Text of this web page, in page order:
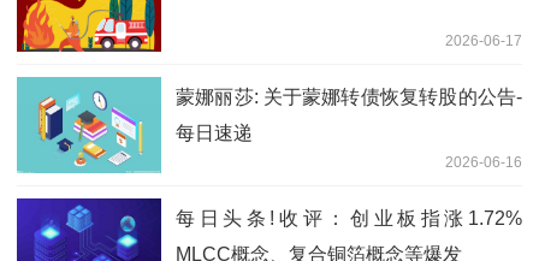
2026-06-17
蒙娜丽莎: 关于蒙娜转债恢复转股的公告-
每日速递
2026-06-16
每日头条!收评：创业板指涨1.72%
MLCC概念、复合铜箔概念等爆发